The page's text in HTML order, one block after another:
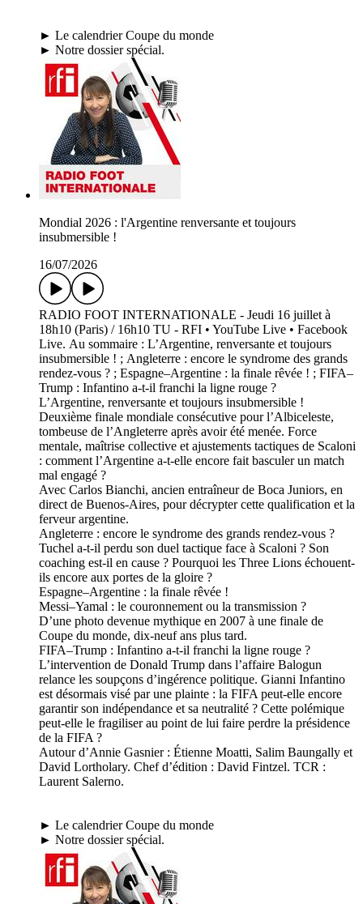
► Le calendrier Coupe du monde
► Notre dossier spécial.
Mondial 2026 : l'Argentine renversante et toujours
insubmersible !
16/07/2026
RADIO FOOT INTERNATIONALE - Jeudi 16 juillet à
18h10 (Paris) / 16h10 TU - RFI • YouTube Live • Facebook
Live. Au sommaire : L’Argentine, renversante et toujours
insubmersible ! ; Angleterre : encore le syndrome des grands
rendez-vous ? ; Espagne–Argentine : la finale rêvée ! ; FIFA–
Trump : Infantino a-t-il franchi la ligne rouge ?
L’Argentine, renversante et toujours insubmersible !
Deuxième finale mondiale consécutive pour l’Albiceleste,
tombeuse de l’Angleterre après avoir été menée. Force
mentale, maîtrise collective et ajustements tactiques de Scaloni
: comment l’Argentine a-t-elle encore fait basculer un match
mal engagé ?
Avec Carlos Bianchi, ancien entraîneur de Boca Juniors, en
direct de Buenos-Aires, pour décrypter cette qualification et la
ferveur argentine.
Angleterre : encore le syndrome des grands rendez-vous ?
Tuchel a-t-il perdu son duel tactique face à Scaloni ? Son
coaching est-il en cause ? Pourquoi les Three Lions échouent-
ils encore aux portes de la gloire ?
Espagne–Argentine : la finale rêvée !
Messi–Yamal : le couronnement ou la transmission ?
D’une photo devenue mythique en 2007 à une finale de
Coupe du monde, dix-neuf ans plus tard.
FIFA–Trump : Infantino a-t-il franchi la ligne rouge ?
L’intervention de Donald Trump dans l’affaire Balogun
relance les soupçons d’ingérence politique. Gianni Infantino
est désormais visé par une plainte : la FIFA peut-elle encore
garantir son indépendance et sa neutralité ? Cette polémique
peut-elle le fragiliser au point de lui faire perdre la présidence
de la FIFA ?
Autour d’Annie Gasnier : Étienne Moatti, Salim Baungally et
David Lortholary. Chef d’édition : David Fintzel. TCR :
Laurent Salerno.
► Le calendrier Coupe du monde
► Notre dossier spécial.